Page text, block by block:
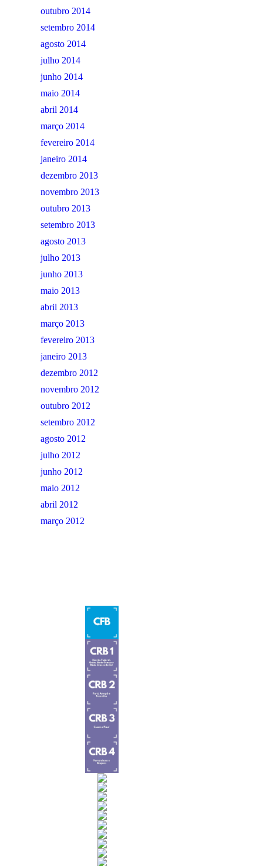
outubro 2014
setembro 2014
agosto 2014
julho 2014
junho 2014
maio 2014
abril 2014
março 2014
fevereiro 2014
janeiro 2014
dezembro 2013
novembro 2013
outubro 2013
setembro 2013
agosto 2013
julho 2013
junho 2013
maio 2013
abril 2013
março 2013
fevereiro 2013
janeiro 2013
dezembro 2012
novembro 2012
outubro 2012
setembro 2012
agosto 2012
julho 2012
junho 2012
maio 2012
abril 2012
março 2012